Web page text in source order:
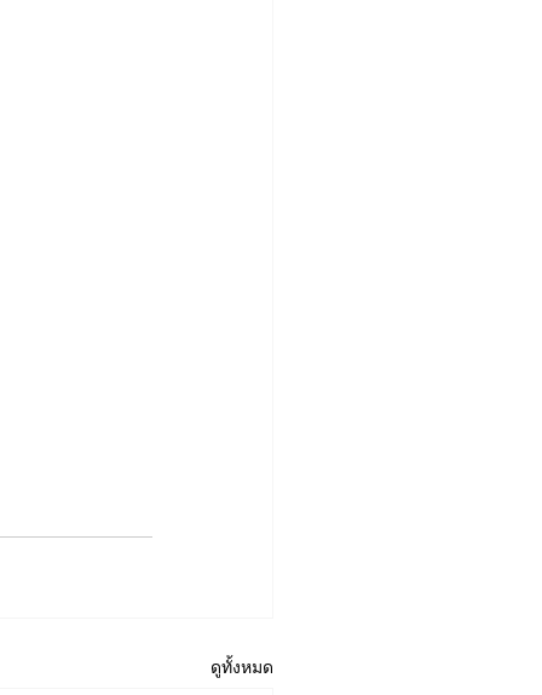
ดูทั้งหมด